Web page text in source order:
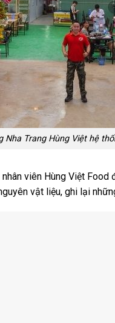
Trang Hùng Việt hệ
viên Hùng Việt
vật liệu, ghi lại